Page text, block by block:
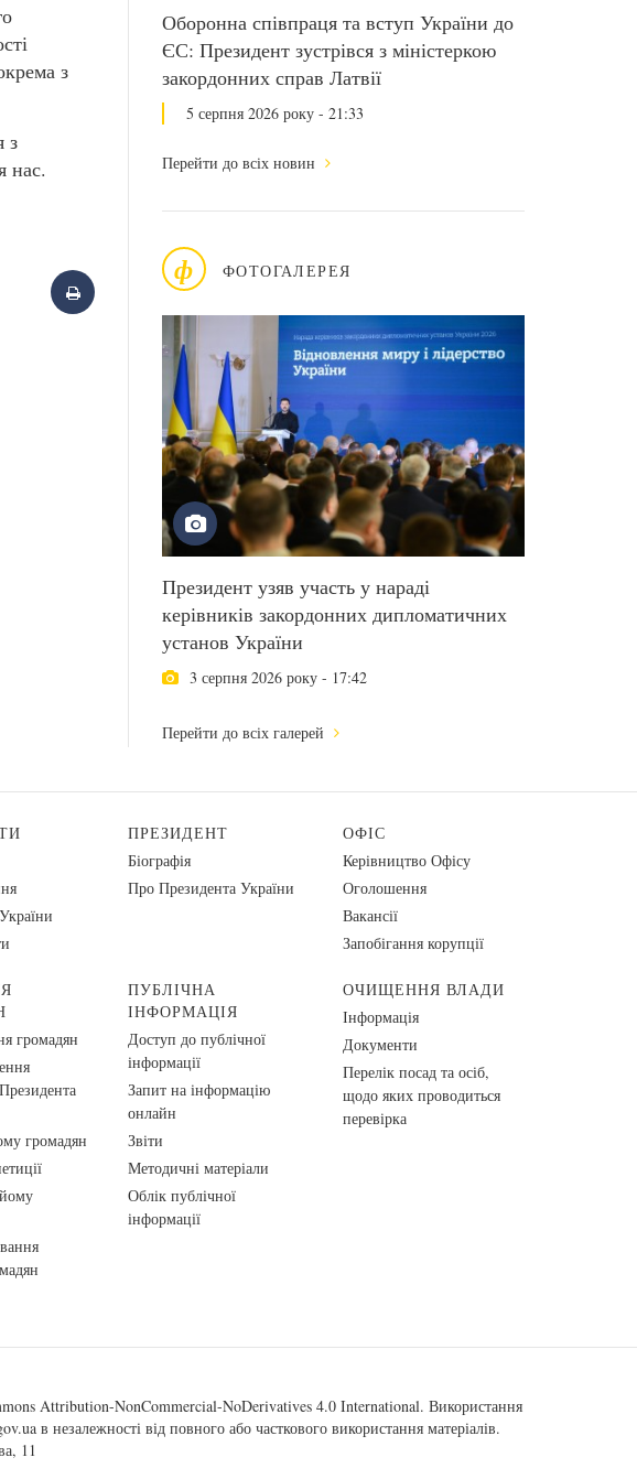
Оборонна співпраця та вступ України до
ЄС: Президент зустрівся з міністеркою
закордонних справ Латвії
5 серпня 2026 року - 21:33
Перейти до всіх новин
ф ФОТОГАЛЕРЕЯ
Президент узяв участь у нараді
керівників закордонних дипломатичних
установ України
3 серпня 2026 року - 17:42
Перейти до всіх галерей
з
з
нас.
ПРЕЗИДЕНТ
Біографія
Про Президента України
ОФІС
Керівництво Офісу
Оголошення
Вакансії
Запобігання корупції
громадян
громадян
ПУБЛІЧНА
ІНФОРМАЦІЯ
Доступ до публічної
інформації
Запит на інформацію
онлайн
Звіти
Методичні матеріали
Облік публічної
інформації
ОЧИЩЕННЯ ВЛАДИ
Інформація
Документи
Перелік посад та осіб,
щодо яких проводиться
перевірка
Attribution-NonCommercial-NoDerivatives 4.0 International. Використання
в незалежності від повного або часткового використання матеріалів.
11